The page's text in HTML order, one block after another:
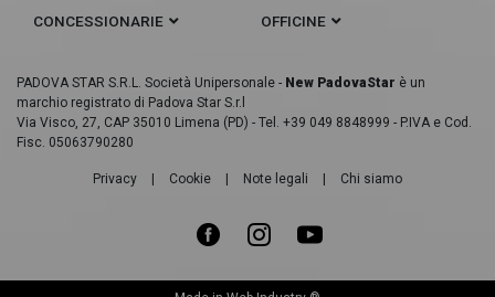
CONCESSIONARIE OFFICINE
PADOVA STAR S.R.L. Società Unipersonale - New PadovaStar è un
marchio registrato di Padova Star S.r.l
Via Visco, 27, CAP 35010 Limena (PD) - Tel. +39 049 8848999 - P.IVA e Cod.
Fisc. 05063790280
Privacy Cookie Note legali Chi siamo